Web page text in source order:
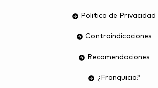
Politica de Privacidad
Contraindicaciones
Recomendaciones
¿Franquicia?